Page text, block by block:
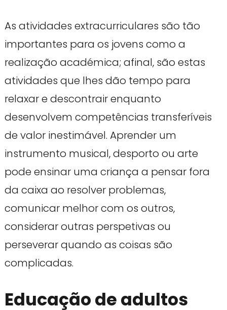
As atividades extracurriculares são tão
importantes para os jovens como a
realização académica; afinal, são estas
atividades que lhes dão tempo para
relaxar e descontrair enquanto
desenvolvem competências transferíveis
de valor inestimável. Aprender um
instrumento musical, desporto ou arte
pode ensinar uma criança a pensar fora
da caixa ao resolver problemas,
comunicar melhor com os outros,
considerar outras perspetivas ou
perseverar quando as coisas são
complicadas.
Educação de adultos